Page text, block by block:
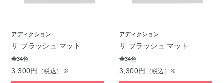
アディクション
ザ ブラッシュ マット
全34色
3,300円 （税込）※
アディクション
ザ ブラッシュ マット
全34色
3,300円 （税込）※